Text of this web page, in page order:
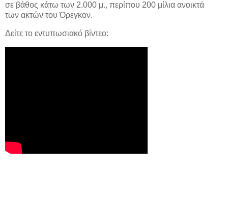
σε βάθος κάτω των 2.000 μ., περίπου 200 μίλια ανοικτά
των ακτών του Όρεγκον.
Δείτε το εντυπωσιακό βίντεο: